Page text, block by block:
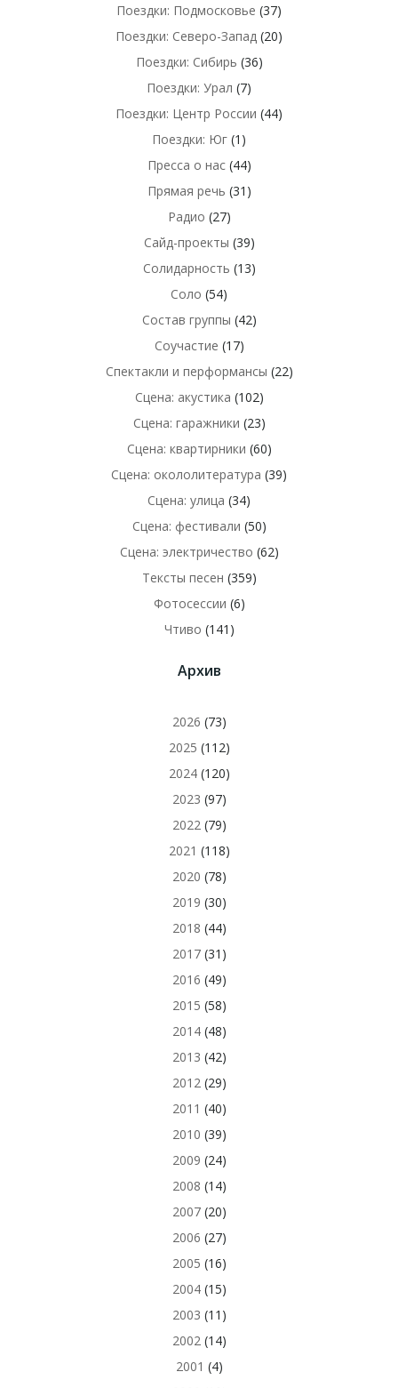
Поездки: Подмосковье (37)
Поездки: Северо-Запад (20)
Поездки: Сибирь (36)
Поездки: Урал (7)
Поездки: Центр России (44)
Поездки: Юг (1)
Пресса о нас(44)
Прямая речь (31)
Радио (27)
Сайд-проекты (39)
Солидарность (13)
Соло (54)
Состав группы (42)
Соучастие (17)
Спектакли и перформансы (22)
Сцена: акустика (102)
Сцена: гаражники (23)
Сцена: квартирники (60)
Сцена: окололитература (39)
Сцена: улица (34)
Сцена: фестивали (50)
Сцена: электричество (62)
Тексты песен (359)
Фотосессии (6)
Чтиво (141)
Архив
2026 (73)
2025 (112)
2024(120)
2023 (97)
2022(79)
2021 (118)
2020 (78)
2019 (30)
2018 (44)
2017(31)
2016 (49)
2015 (58)
2014(48)
2013 (42)
2012(29)
2011 (40)
2010 (39)
2009 (24)
2008 (14)
2007(20)
2006 (27)
2005 (16)
2004(15)
2003 (11)
2002(14)
2001 (4)